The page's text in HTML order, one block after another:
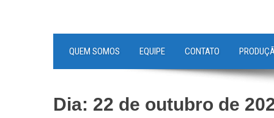
QUEM SOMOS EQUIPE CONTATO
Dia: 22 de outubro de